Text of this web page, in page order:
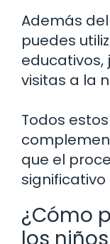
Además
puedes
educativos,
visitas a la
Todos
que el
significativo
¿Cómo